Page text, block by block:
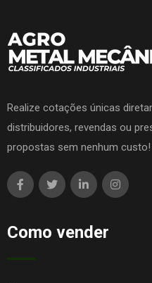
Realize cotações únicas
distribuidores, revendas ou
propostas sem nenhum custo!
Como vender